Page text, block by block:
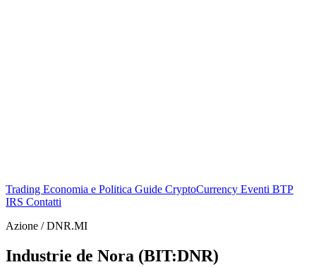
Trading Economia e Politica Guide CryptoCurrency Eventi BTP
IRS Contatti
Azione / DNR.MI
Industrie de Nora (BIT:DNR)